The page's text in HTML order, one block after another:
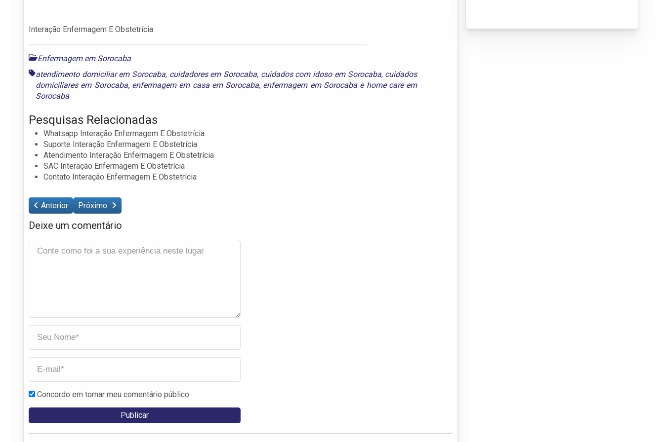
Interação Enfermagem E Obstetrícia
Enfermagem em Sorocaba
atendimento domiciliar em Sorocaba, cuidadores em Sorocaba, cuidados com idoso em Sorocaba, cuidados
domiciliares em Sorocaba, enfermagem em casa em Sorocaba, enfermagem em Sorocaba e home care em
Sorocaba
Pesquisas Relacionadas
Whatsapp Interação Enfermagem E Obstetrícia
Suporte Interação Enfermagem E Obstetrícia
Atendimento Interação Enfermagem E Obstetrícia
SAC Interação Enfermagem E Obstetrícia
Contato Interação Enfermagem E Obstetrícia
Anterior Próximo
Deixe um comentário
Concordo em tornar meu comentário público